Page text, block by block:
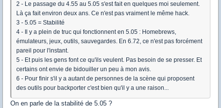
2 - Le passage du 4.55 au 5.05 s'est fait en quelques moi seulement.
Là ça fait environ deux ans. Ce n'est pas vraiment le même hack.
3 - 5.05 = Stabilité
4 - Il y a plein de truc qui fonctionnent en 5.05 : Homebrews,
émulateurs, jeux, outils, sauvegardes. En 6.72, ce n'est pas forcément
pareil pour l'instant.
5 - Et puis les gens font ce qu'ils veulent. Pas besoin de se presser. Et
certains ont envie de bidouiller un peu à mon avis.
6 - Pour finir s'il y a autant de personnes de la scène qui proposent
des outils pour backporter c'est bien qu'il y a une raison...
On en parle de la stabilité de 5.05 ?